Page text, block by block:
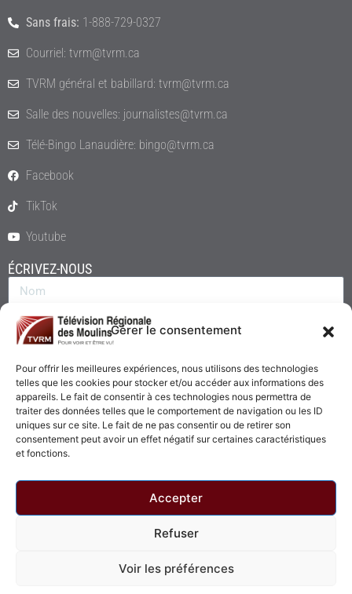
Gérer le consentement
Pour offrir les meilleures expériences, nous utilisons des technologies
telles que les cookies pour stocker et/ou accéder aux informations des
appareils. Le fait de consentir à ces technologies nous permettra de
traiter des données telles que le comportement de navigation ou les ID
uniques sur ce site. Le fait de ne pas consentir ou de retirer son
consentement peut avoir un effet négatif sur certaines caractéristiques
et fonctions.
Accepter
Refuser
Voir les préférences
Sans frais: 1-888-729-0327
Courriel: tvrm@tvrm.ca
TVRM général et babillard: tvrm@tvrm.ca
Salle des nouvelles: journalistes@tvrm.ca
Télé-Bingo Lanaudière: bingo@tvrm.ca
Facebook
TikTok
Youtube
ÉCRIVEZ-NOUS
© 2026 - Télévision Régionale des Moulins. Tous droits réservés.